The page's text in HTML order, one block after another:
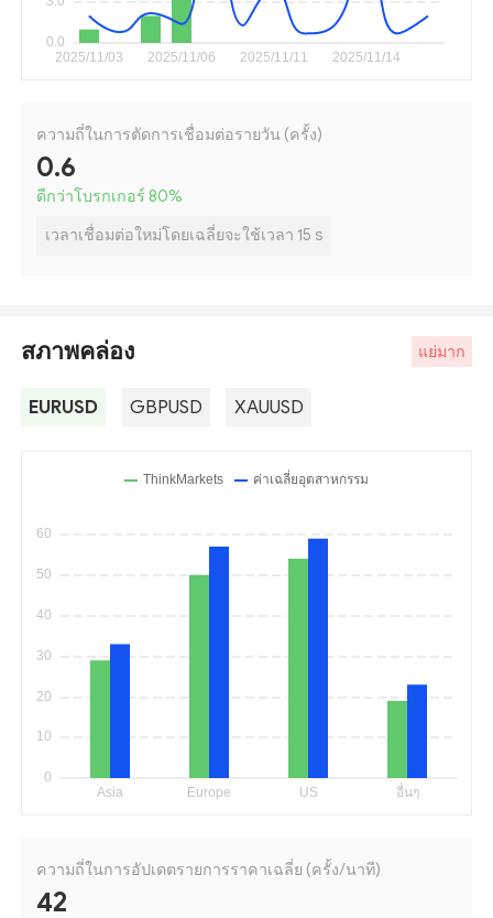
ความถี่ในการตัดการเชื่อมต่อรายวัน (ครั้ง)
0.6
ดีกว่าโบรกเกอร์ 80%
เวลาเชื่อมต่อใหม่โดยเฉลี่ยจะใช้เวลา 15 s
สภาพคล่อง แย่มาก
EURUSD GBPUSD XAUUSD
ความถี่ในการอัปเดตรายการราคาเฉลี่ย (ครั้ง/นาที)
42